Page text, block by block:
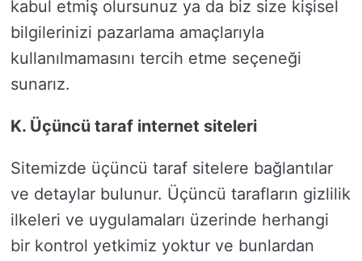
kabul etmiş olursunuz ya da biz size kişisel
bilgilerinizi pazarlama amaçlarıyla
kullanılmamasını tercih etme seçeneği
sunarız.
K. Üçüncü taraf internet siteleri
Sitemizde üçüncü taraf sitelere bağlantılar
ve detaylar bulunur. Üçüncü tarafların gizlilik
ilkeleri ve uygulamaları üzerinde herhangi
bir kontrol yetkimiz yoktur ve bunlardan